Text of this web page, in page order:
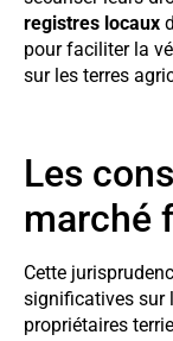
registres locaux
pour faciliter la
sur les terres
Les
marché
Cette
significatives sur
propriétaires